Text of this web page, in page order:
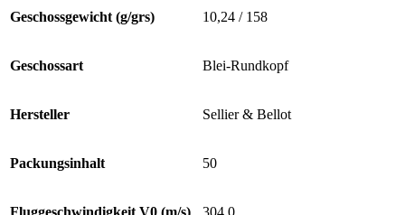
Geschossgewicht (g/grs) 10,24 / 158
Geschossart Blei-Rundkopf
Hersteller Sellier & Bellot
Packungsinhalt 50
Fluggeschwindigkeit V0 (m/s) 304,0